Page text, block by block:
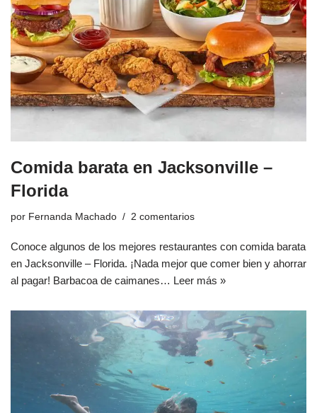
Comida barata en Jacksonville –
Florida
por Fernanda Machado 2 comentarios
Conoce algunos de los mejores restaurantes con comida barata
en Jacksonville – Florida. ¡Nada mejor que comer bien y ahorrar
al pagar! Barbacoa de caimanes… Leer más »